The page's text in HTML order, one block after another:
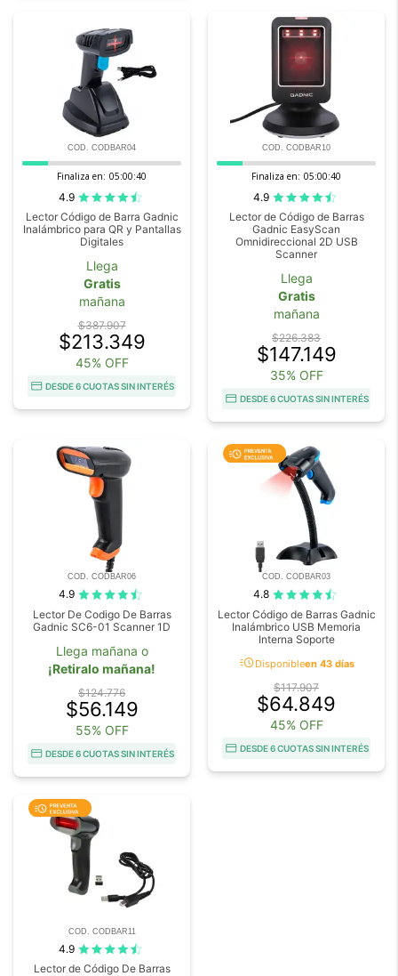
COD. CODBAR04
Finaliza en: 05:00:40
4.9
Lector Código de Barra Gadnic
Inalámbrico para QR y Pantallas
Digitales
Llega
Gratis
mañana
$387.907
$213.349
45% OFF
DESDE 6 CUOTAS SIN INTERÉS
COD. CODBAR10
Finaliza en: 05:00:40
4.9
Lector de Código de Barras
Gadnic EasyScan
Omnidireccional 2D USB
Scanner
Llega
Gratis
mañana
$226.383
$147.149
35% OFF
DESDE 6 CUOTAS SIN INTERÉS
COD. CODBAR06
4.9
Lector De Codigo De Barras
Gadnic SC6-01 Scanner 1D
Llega mañana o
¡Retiralo mañana!
$124.776
$56.149
55% OFF
DESDE 6 CUOTAS SIN INTERÉS
COD. CODBAR03
4.8
Lector Código de Barras Gadnic
Inalámbrico USB Memoria
Interna Soporte
acuteDisponibleen 43 días
$117.907
$64.849
45% OFF
DESDE 6 CUOTAS SIN INTERÉS
COD. CODBAR11
4.9
Lector de Código De Barras